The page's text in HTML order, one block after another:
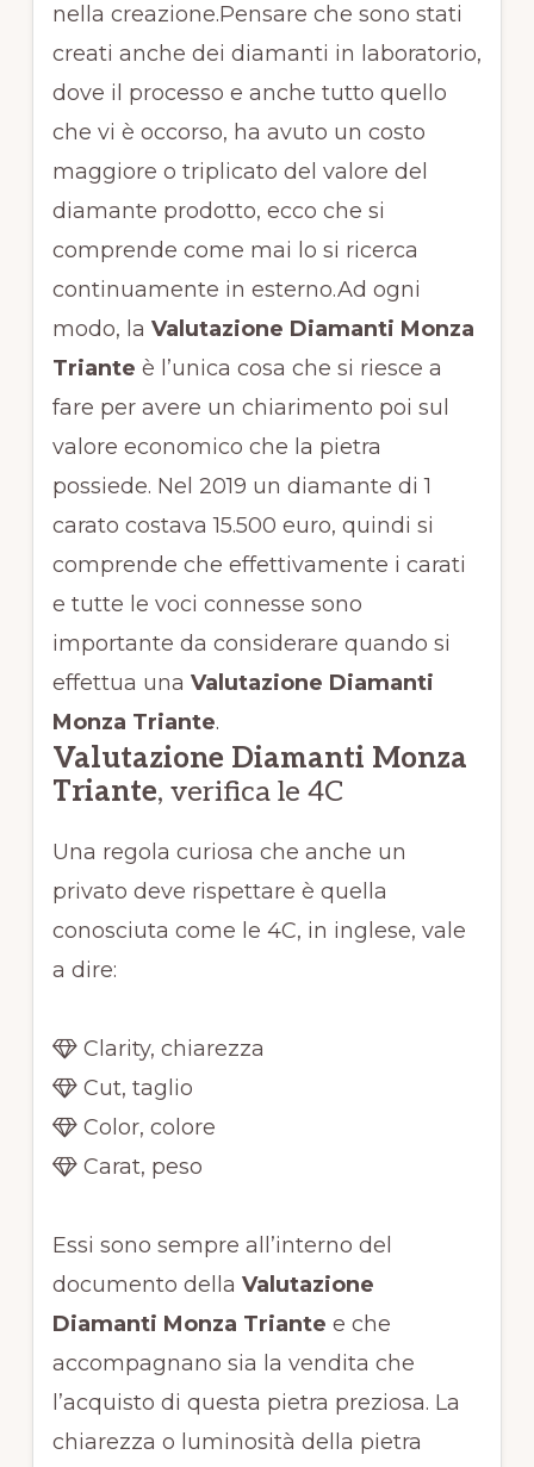
nella creazione.Pensare che sono stati
creati anche dei diamanti in laboratorio,
dove il processo e anche tutto quello
che vi è occorso, ha avuto un costo
maggiore o triplicato del valore del
diamante prodotto, ecco che si
comprende come mai lo si ricerca
continuamente in esterno.Ad ogni
modo, la Valutazione Diamanti Monza
Triante è l’unica cosa che si riesce a
fare per avere un chiarimento poi sul
valore economico che la pietra
possiede. Nel 2019 un diamante di 1
carato costava 15.500 euro, quindi si
comprende che effettivamente i carati
e tutte le voci connesse sono
importante da considerare quando si
effettua una Valutazione Diamanti
Monza Triante.
Valutazione Diamanti Monza
Triante, verifica le 4C
Una regola curiosa che anche un
privato deve rispettare è quella
conosciuta come le 4C, in inglese, vale
a dire:
Clarity, chiarezza
Cut, taglio
Color, colore
Carat, peso
Essi sono sempre all’interno del
documento della Valutazione
Diamanti Monza Triante e che
accompagnano sia la vendita che
l’acquisto di questa pietra preziosa. La
chiarezza o luminosità della pietra